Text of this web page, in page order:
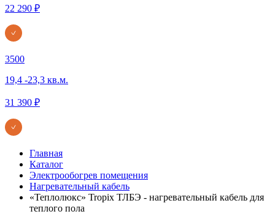
22 290 ₽
3500
19,4 -23,3 кв.м.
31 390 ₽
Главная
Каталог
Электрообогрев помещения
Нагревательный кабель
«Теплолюкс» Tropix ТЛБЭ - нагревательный кабель для
теплого пола